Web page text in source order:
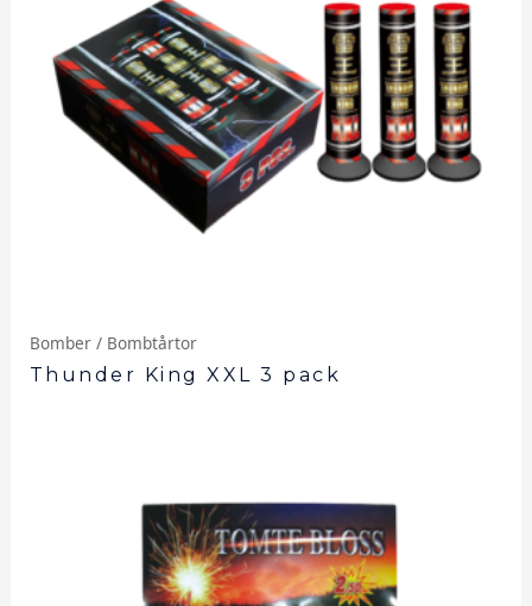
Bomber / Bombtårtor
Thunder King XXL 3 pack